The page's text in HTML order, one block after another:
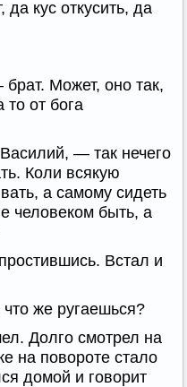
да кус откусить, да
Может, оно так,
то от бога
— так нечего
Коли всякую
а самому сидеть
человеком быть, а
Встал и
же ругаешься?
Долго смотрел на
на повороте стало
домой и говорит